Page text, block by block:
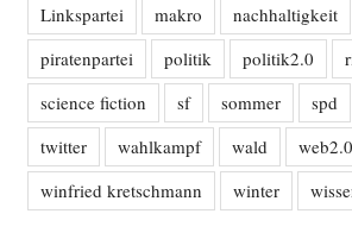
Linkspartei
makro nachhaltigkeit
piratenpartei
politik politik2.0
science fiction
sf sommer spd
twitter
wahlkampf wald
web2.0
winfried kretschmann
winter